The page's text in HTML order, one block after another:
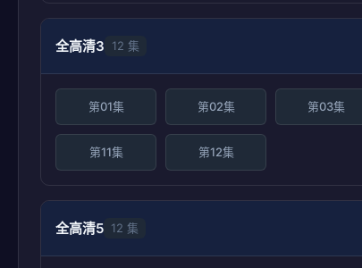
全高清3 12 集
第01集 第02集 第03集
第11集 第12集
全高清5 12 集